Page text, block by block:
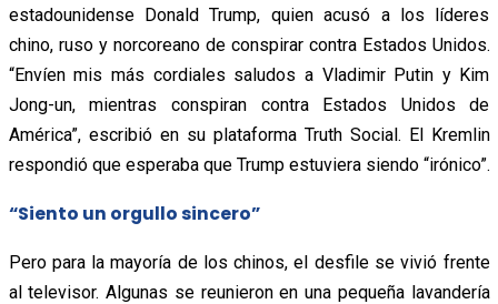
estadounidense Donald Trump, quien acusó a los líderes
chino, ruso y norcoreano de conspirar contra Estados Unidos.
“Envíen mis más cordiales saludos a Vladimir Putin y Kim
Jong-un, mientras conspiran contra Estados Unidos de
América”, escribió en su plataforma Truth Social. El Kremlin
respondió que esperaba que Trump estuviera siendo “irónico”.
“Siento un orgullo sincero”
Pero para la mayoría de los chinos, el desfile se vivió frente
al televisor. Algunas se reunieron en una pequeña lavandería